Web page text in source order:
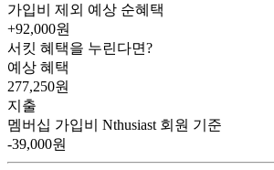
가입비 제외 예상 순혜택
+92,000원
서킷 혜택을 누린다면?
예상 혜택
277,250원
지출
멤버십 가입비
Nthusiast 회원 기준
-39,000원